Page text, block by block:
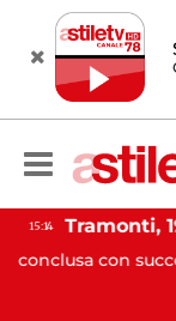
alle prime